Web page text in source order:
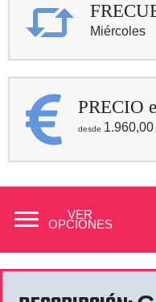
Miércoles
PRECIO
1.960,00
VER
OPCIONES